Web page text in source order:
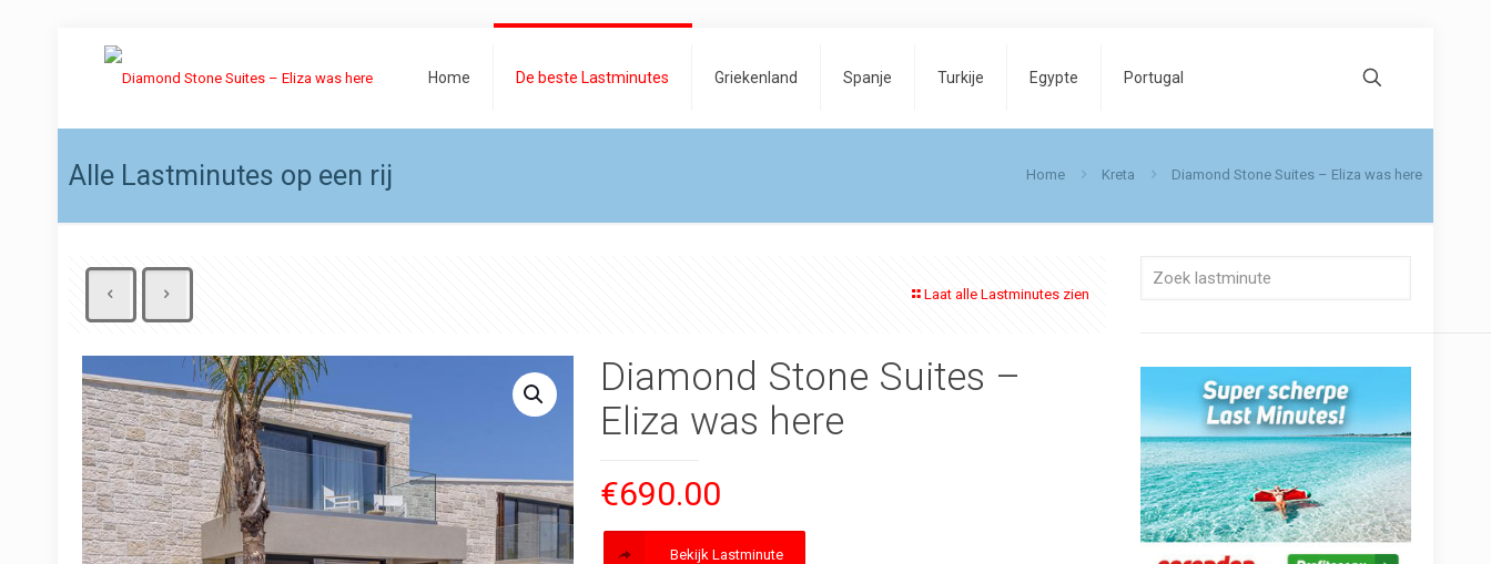
Home De beste Lastminutes Griekenland Spanje Turkije Egypte Portugal
Alle Lastminutes op een rij Home Kreta Diamond Stone Suites – Eliza was here
Laat alle Lastminutes zien
Diamond Stone Suites –
Eliza was here
€690.00
Bekijk Lastminute